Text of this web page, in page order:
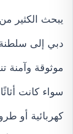
يبحث الكثير
دبي إلى
موثوقة وآمنة
سواء كانت
كهربائية أو